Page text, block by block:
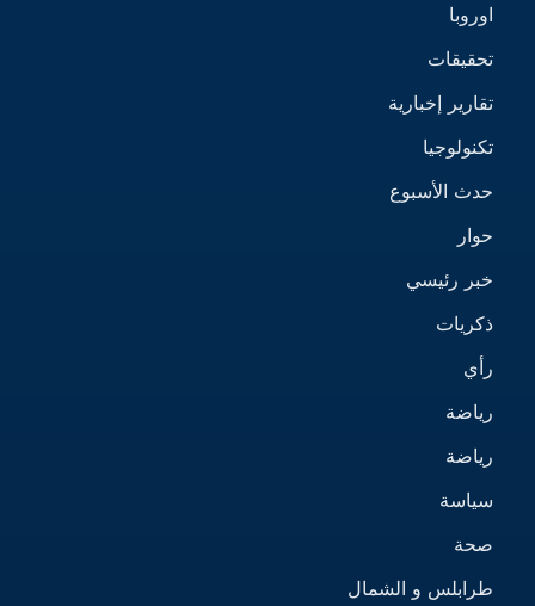
اوروبا
تحقيقات
تقارير إخبارية
تكنولوجيا
حدث الأسبوع
حوار
خبر رئيسي
ذكريات
رأي
رياضة
رياضة
سياسة
صحة
طرابلس و الشمال